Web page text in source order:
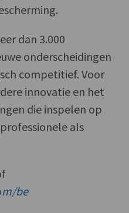
dan 3.000
onderscheidingen
competitief. Voor
innovatie en het
die inspelen op
als
m/be